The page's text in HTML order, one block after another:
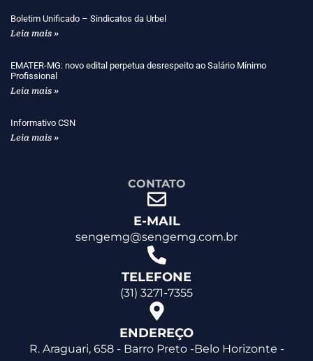
Boletim Unificado – Sindicatos da Urbel
Leia mais »
EMATER-MG: novo edital perpetua desrespeito ao Salário Mínimo
Profissional
Leia mais »
Informativo CSN
Leia mais »
CONTATO
E-MAIL
sengemg@sengemg.com.br
TELEFONE
(31) 3271-7355
ENDEREÇO
R. Araguari, 658 - Barro Preto -Belo Horizonte -